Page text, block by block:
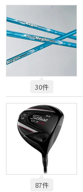
30件
87件